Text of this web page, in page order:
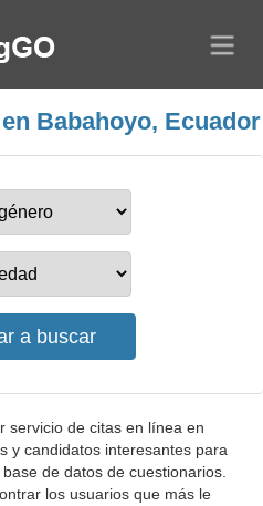
Babahoyo, Ecuador
servicio de citas en línea en
y candidatos interesantes para
de datos de cuestionarios.
los usuarios que más le